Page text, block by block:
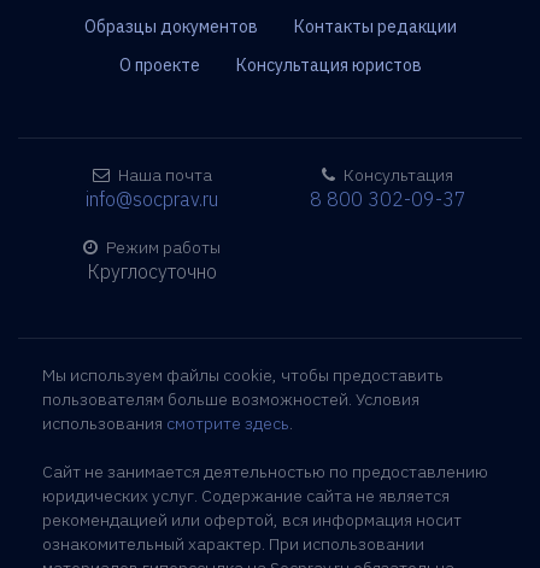
Образцы документов
Контакты редакции
О проекте
Консультация юристов
Наша почта
info@socprav.ru
Режим работы
Круглосуточно
Консультация
8 800 302-09-37
Мы используем файлы cookie, чтобы предоставить
пользователям больше возможностей. Условия
использования смотрите здесь.
Сайт не занимается деятельностью по предоставлению
юридических услуг. Содержание сайта не является
рекомендацией или офертой, вся информация носит
ознакомительный характер. При использовании